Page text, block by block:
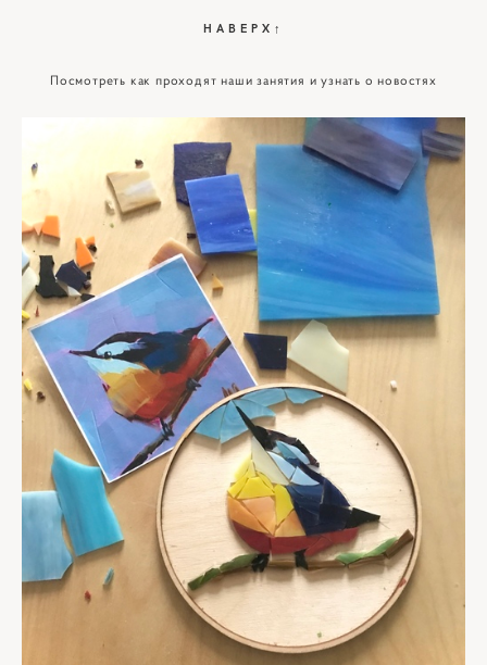
НАВЕРХ↑
Посмотреть как проходят наши занятия и узнать о новостях